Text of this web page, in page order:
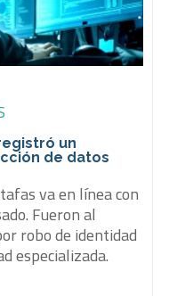
un
de datos
va en línea con
Fueron al
robo de identidad
especializada.